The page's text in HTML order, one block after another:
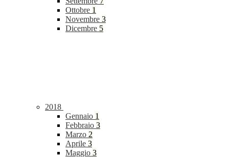
Ottobre 1
Novembre 3
Dicembre 5
2018
Gennaio 1
Febbraio 3
Marzo 2
Aprile 3
Maggio 3